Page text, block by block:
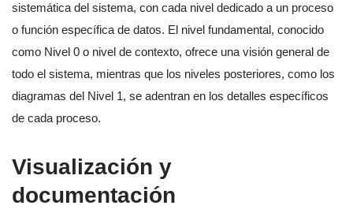
sistemática del sistema, con cada nivel dedicado a un proceso
o función específica de datos. El nivel fundamental, conocido
como Nivel 0 o nivel de contexto, ofrece una visión general de
todo el sistema, mientras que los niveles posteriores, como los
diagramas del Nivel 1, se adentran en los detalles específicos
de cada proceso.
Visualización y
documentación